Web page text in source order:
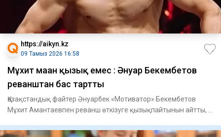
https://aikyn.kz
09 Тамыз 2026 16:58
Мұхит маған қызық емес : Әнуар Бекембетов
реванштан бас тартты
Қазақстандық файтер Әнуарбек «Мотиватор» Бекембетов
Мұхит Амантаевпен реванш өткізуге қызықпайтынын айтты, –